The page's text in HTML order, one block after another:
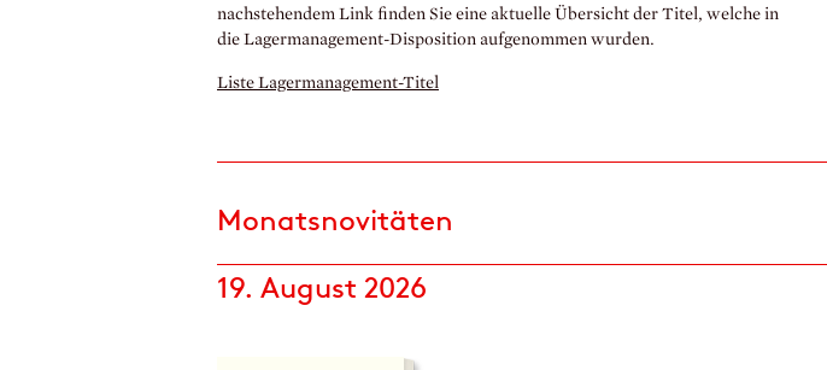
nachstehendem Link finden Sie eine aktuelle Übersicht der Titel, welche in
die Lagermanagement-Disposition aufgenommen wurden.
Liste Lagermanagement-Titel
Monatsnovitäten
19. August 2026